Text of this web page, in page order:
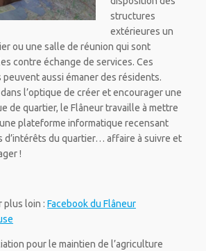
structures
extérieures un
ou une salle de réunion qui sont
contre échange de services. Ces
peuvent aussi émaner des résidents.
l’optique de créer et encourager une
de quartier, le Flâneur travaille à mettre
plateforme informatique recensant
d’intérêts du quartier… affaire à suivre et
!
plus loin : Facebook du Flâneur
pour le maintien de l’agriculture